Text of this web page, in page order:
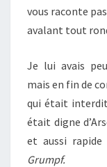
vous raconte
avalant tout
Je lui avais
mais en fin de
qui était interdit
était digne
et aussi
Grumpf.